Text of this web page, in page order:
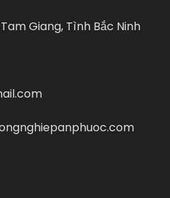
Giang, Tình Bắc Ninh